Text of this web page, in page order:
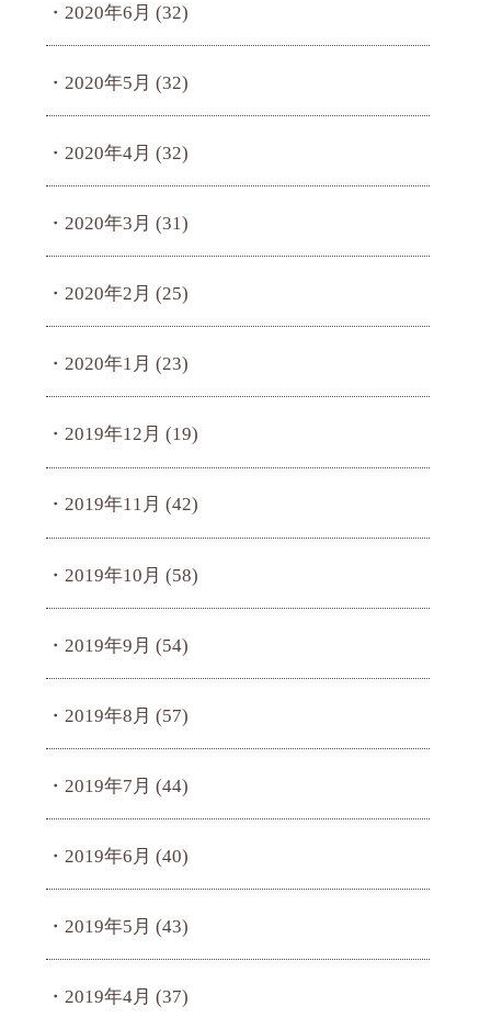
2020年6月 (32)
2020年5月 (32)
2020年4月 (32)
2020年3月 (31)
2020年2月 (25)
2020年1月 (23)
2019年12月 (19)
2019年11月 (42)
2019年10月 (58)
2019年9月 (54)
2019年8月 (57)
2019年7月 (44)
2019年6月 (40)
2019年5月 (43)
2019年4月 (37)